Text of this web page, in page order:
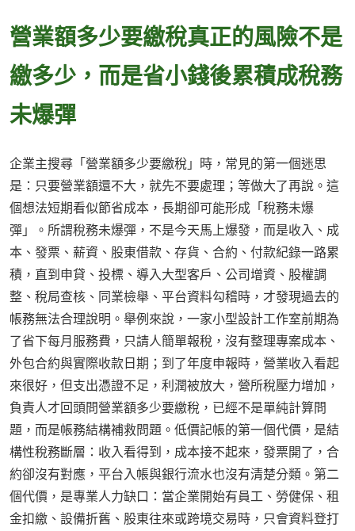
營業額多少要繳稅真正的風險不是
繳多少，而是省小錢後累積成稅務
未爆彈
企業主搜尋「營業額多少要繳稅」時，常見的第一個迷思
是：只要營業額還不大，就先不要處理；等做大了再說。這
個想法短期看似節省成本，長期卻可能形成「稅務未爆
彈」。所謂稅務未爆彈，不是今天馬上爆發，而是收入、成
本、發票、薪資、股東借款、存貨、合約、付款紀錄一路累
積，直到申貸、投標、導入大型客戶、公司增資、股權調
整、稅局查核、同業檢舉、平台資料勾稽時，才發現過去的
帳務無法合理說明。舉例來說，一家小型設計工作室前期為
了省下每月服務費，只請人簡單報稅，沒有整理專案成本、
外包合約與實際收款日期；到了年度申報時，營業收入看起
來很好，但支出憑證不足，利潤被放大，營所稅壓力增加，
負責人才回頭問營業額多少要繳稅，已經不是單純計算問
題，而是帳務結構補救問題。低價記帳的第一個代價，是結
構性稅務斷層：收入看得到，成本接不起來，發票開了，合
約卻沒有對應，平台入帳與銀行流水也沒有清楚分類。第二
個代價，是專業人力缺口：當企業開始有員工、勞健保、租
金扣繳、設備折舊、股東往來或跨境交易時，只會資料登打